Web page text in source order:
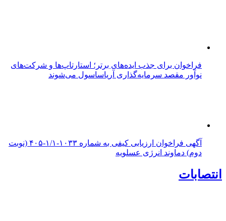
فراخوان برای جذب ایده‌های برتر؛ استارتاپ‌ها و شرکت‌های
نوآور مقصد سرما‌یه‌گذاری آریاساسول می‌شوند
آگهی فراخوان ارزیابی کیفی به شماره ۱۰۳۳-۱/۱-۴۰۵ (نوبت
دوم) دماوند انرژی عسلویه
انتصابات